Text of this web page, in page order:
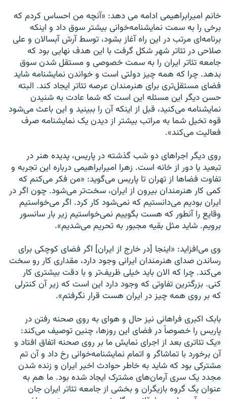
خانم امیرابراهیمی ادامه می دهد: «آنچه من احساس کردم که
برخی را به سمت نمایشنامه‌خوانی بیشتر سوق داد و اینکه
برنامه‌ای مرتب در این راه آغاز بشود، توسط آرش آبسالان و علی
صلاحی در تئاتر شهر شکل گرفت با این هدف نهایی بود که
جامعه تئاتر ایران را به سمت خصوصی و مستقل شدن سوق
بدهد. چرا که همه چیز دولتی است و خواندن نمایشنامه شاید
فضای مستقل‌تری برای هنرمندان عرصه تئاتر ایجاد کند. البته
حسن دیگر این مسئله این است که شما عادت به شنیدن
نمایشنامه می‌کنید، قبل از اینکه آن را ببینید و این باعث می‌شود
قوه تخیل شما به مراتب بیشتر از دیدن یک نمایشنامه صرف
فعالیت می‌کند».
روی دیگر اجراهای دو شب گذشته در پاریس، پدیده هنر در
تبعید یا دور از خانه است. زهرا امیرابراهیمی درباره این تجربه و
تفاوت فضاها از تهران تا پاریس می‌گوید: «من فکر می‌کنم که
کمی کار هنرمندان بیرون از ایران، سخت‌تر می‌شود. چون اگر در
ایران بودیم می‌دانستیم که نمی‌شود کار کرد. اگر می‌خواستیم
وقایع را آنطور که هست بگوییم نمی‌خواستیم زیر بار سانسور
برویم. شاید مثل بقیه مجبور به تحریم می‌شدیم».
وی می‌افزاید: «اینجا [در خارج از ایران] اگر فضای کوچکی برای
رساندن صدای هنرمندان ایرانی وجود دارد، مقداری کار رو سخت
می‌کند. چرا که الان باید خیلی ظریف‌تر و با دقت بیشتری کار
کنی. بزرگترین تفاوتی که وجود دارد این است که زیر آن کنترلی
که بر روی همه چیز در ایران هست قرار نگرفتم».
بابک اکبری فراهانی نیز حال و هوای به روی صحنه رفتن در
پاریس را خصوصاً در فضای این روزها، چنین توصیف می‌کند:
«یک تئاتری بعد از اجرای نمایش ما بر روی صحنه اتفاق افتاد و
آن برخورد با تماشاگر و اتمام نمایشنامه‌خوانی رخ داد و آن تم
مشترکی بود که شاید به خاطر حوادث اخیر ایران و زنده شدن
مجدد یک سری آرمان‌های مشترک ایجاد شده بود. ما هم به
عنوان یگ گروه بازیگران و بخشی از جامعه تئاتر ایران جان